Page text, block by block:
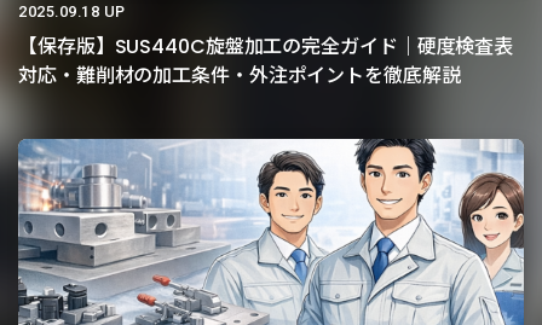
2025.09.18 UP
【保存版】SUS440C旋盤加工の完全ガイド｜硬度検査表
対応・難削材の加工条件・外注ポイントを徹底解説